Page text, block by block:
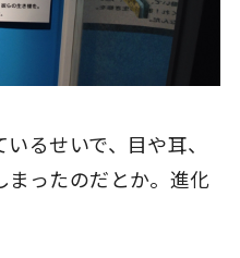
るせいで、目や耳、
まったのだとか。進化